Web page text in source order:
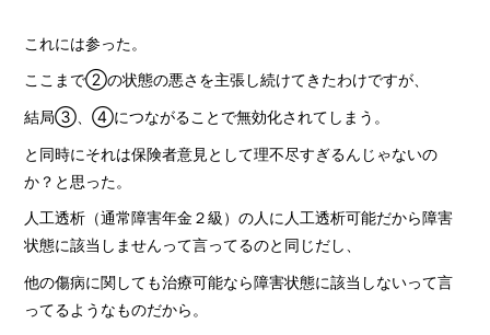
これには参った。
ここまで②の状態の悪さを主張し続けてきたわけですが、
結局③、④につながることで無効化されてしまう。
と同時にそれは保険者意見として理不尽すぎるんじゃないの
か？と思った。
人工透析（通常障害年金２級）の人に人工透析可能だから障害
状態に該当しませんって言ってるのと同じだし、
他の傷病に関しても治療可能なら障害状態に該当しないって言
ってるようなものだから。